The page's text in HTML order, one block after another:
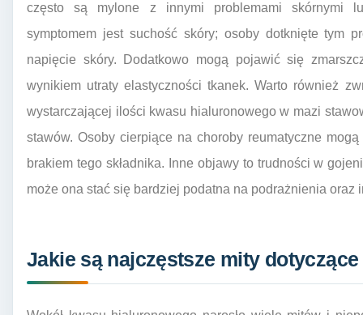
często są mylone z innymi problemami skórnymi
symptomem jest suchość skóry; osoby dotknięte tym
napięcie skóry. Dodatkowo mogą pojawić się
wynikiem utraty elastyczności tkanek. Warto również
wystarczającej ilości kwasu hialuronowego w mazi
stawów. Osoby cierpiące na choroby reumatyczne
brakiem tego składnika. Inne objawy to trudności w
może ona stać się bardziej podatna na podrażnienia oraz
Jakie są najczęstsze mity